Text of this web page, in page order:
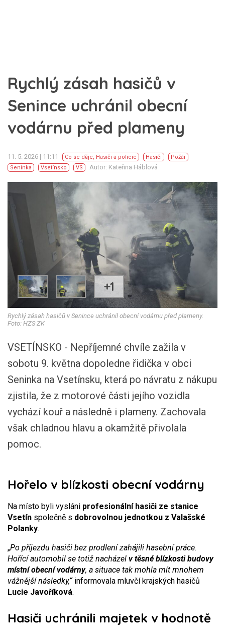
Rychlý zásah hasičů v
Senince uchránil obecní
vodárnu před plameny
11. 5. 2026 | 11:11 Co se děje, Hasiči a policie Hasiči
Požár
Seninka
Vsetínsko VS Autor: Kateřina Háblová
+1
Rychlý zásah hasičů v Senince uchránil obecní vodárnu před plameny.
Foto: HZS ZK
VSETÍNSKO - Nepříjemné chvíle zažila v
sobotu 9. května dopoledne řidička v obci
Seninka na Vsetínsku, která po návratu z nákupu
zjistila, že z motorové části jejího vozidla
vychází kouř a následně i plameny. Zachovala
však chladnou hlavu a okamžitě přivolala
pomoc.
Hořelo v blízkosti obecní vodárny
Na místo byli vysláni profesionální hasiči ze stanice
Vsetín společně s dobrovolnou jednotkou z Valašské
Polanky.
„Po příjezdu hasiči bez prodlení zahájili hasební práce.
Hořící automobil se totiž nacházel v těsné blízkosti budovy
místní obecní vodárny, a situace tak mohla mít mnohem
vážnější následky,“informovala mluvčí krajských hasičů
Lucie Javoříková.
Hasiči uchránili majetek v hodnotě